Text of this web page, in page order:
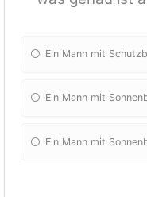
Ein Mann mit
Ein Mann mit
Ein Mann mit